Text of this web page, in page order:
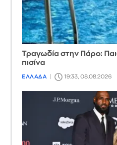
Τραγωδία στην Πάρο:
πισίνα
ΕΛΛΑΔΑ 19:33, 08.08.2026